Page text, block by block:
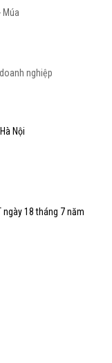
Múa
nghiệp
Nội
ngày 18 tháng 7 năm